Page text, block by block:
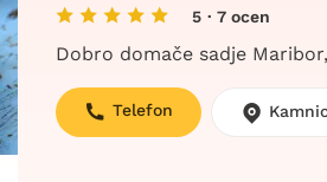
5 · 7 ocen
Dobro domače sadje
Telefon